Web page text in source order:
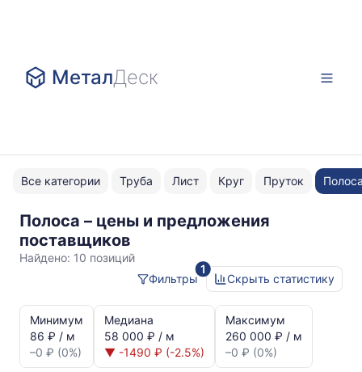
МеталДеск
Все категории Труба Лист Круг Пруток
Полоса – цены и предложения
поставщиков
Найдено: 10 позиций
1
Фильтры
Скрыть статистику
динамика
цен:
Полоса
Минимум
86 ₽ / м
–0 ₽ (0%)
Медиана
58 000 ₽ / м
▼ -1490 ₽ (-2.5%)
Максимум
260 000 ₽ / м
–0 ₽ (0%)